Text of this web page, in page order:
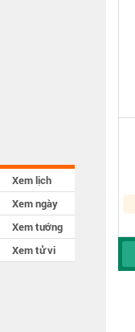
Xem lịch
Xem ngày
Xem tướng
Xem tử vi